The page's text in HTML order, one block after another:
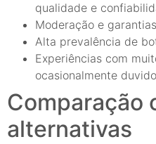
qualidade e
Moderação e
Alta prevalência de
Experiências com
ocasionalmente
Comparação
alternativas